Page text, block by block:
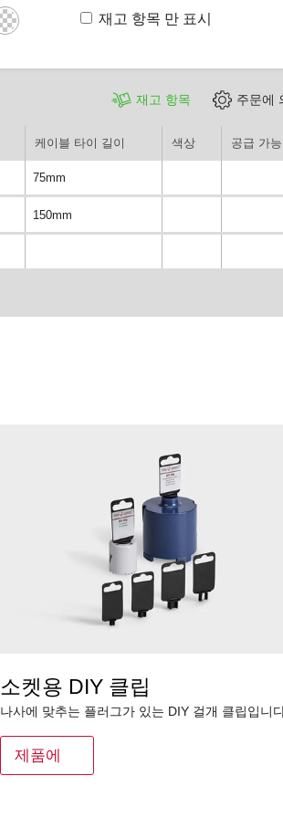
재고 항목 만 표시
재고 항목 주문에
케이블 타이 길이 색상 공급 가능
75mm
150mm
소켓용 DIY 클립
나사에 맞추는 플러그가 있는 DIY 걸개 클립입니
제품에